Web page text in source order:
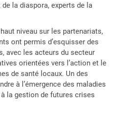
la diaspora, experts de la
niveau sur les partenariats,
ont permis d’esquisser des
avec les acteurs du secteur
orientées vers l’action et le
de santé locaux. Un des
à l’émergence des maladies
la gestion de futures crises